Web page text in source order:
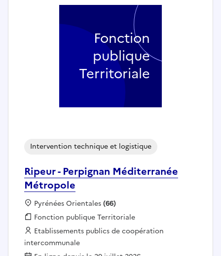
Ripeur - Perpignan Méditerranée
Métropole
Intervention technique et logistique
Localisation :
Pyrénées Orientales(66)
Fonction publique :
Fonction publique Territoriale
Employeur :
Etablissements publics de coopération
intercommunale
Fonction
publique
Territoriale